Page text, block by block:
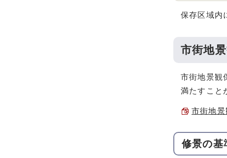
保存区域内
市街地
市街地景観
満たすこと
市街地
修景の基